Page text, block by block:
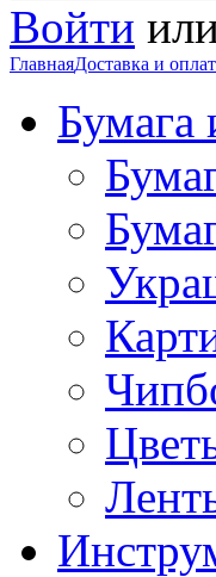
Войти
ГлавнаяДоставка и
Бумага